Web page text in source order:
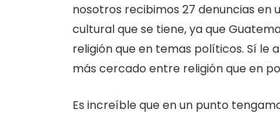
nosotros recibimos 27 denuncias en
cultural que se tiene, ya que
religión que en temas políticos. Sí le
más cercado entre religión que en
Es increíble que en un punto